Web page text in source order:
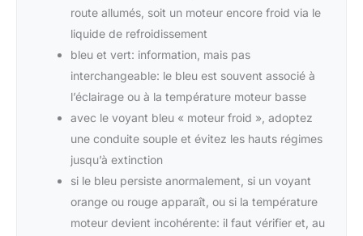
route allumés, soit un moteur encore froid via le
liquide de refroidissement
bleu et vert: information, mais pas
interchangeable: le bleu est souvent associé à
l’éclairage ou à la température moteur basse
avec le voyant bleu « moteur froid », adoptez
une conduite souple et évitez les hauts régimes
jusqu’à extinction
si le bleu persiste anormalement, si un voyant
orange ou rouge apparaît, ou si la température
moteur devient incohérente: il faut vérifier et, au